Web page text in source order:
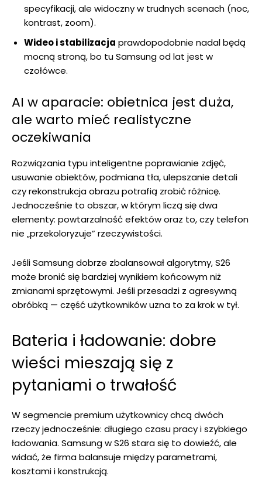
specyfikacji, ale widoczny w trudnych scenach (noc,
kontrast, zoom).
Wideo i stabilizacja prawdopodobnie nadal będą
mocną stroną, bo tu Samsung od lat jest w
czołówce.
AI w aparacie: obietnica jest duża,
ale warto mieć realistyczne
oczekiwania
Rozwiązania typu inteligentne poprawianie zdjęć,
usuwanie obiektów, podmiana tła, ulepszanie detali
czy rekonstrukcja obrazu potrafią zrobić różnicę.
Jednocześnie to obszar, w którym liczą się dwa
elementy: powtarzalność efektów oraz to, czy telefon
nie „przekoloryzuje” rzeczywistości.
Jeśli Samsung dobrze zbalansował algorytmy, S26
może bronić się bardziej wynikiem końcowym niż
zmianami sprzętowymi. Jeśli przesadzi z agresywną
obróbką — część użytkowników uzna to za krok w tył.
Bateria i ładowanie: dobre
wieści mieszają się z
pytaniami o trwałość
W segmencie premium użytkownicy chcą dwóch
rzeczy jednocześnie: długiego czasu pracy i szybkiego
ładowania. Samsung w S26 stara się to dowieźć, ale
widać, że firma balansuje między parametrami,
kosztami i konstrukcją.